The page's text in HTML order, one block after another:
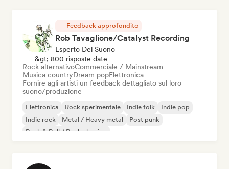
Feedback approfondito
Rob Tavaglione/Catalyst Recording
Esperto Del Suono
&gt; 800 risposte date
Rock alternativoCommerciale / Mainstream
Musica countryDream popElettronica
Fornire agli artisti un feedback dettagliato sul loro
suono/produzione
Elettronica Rock sperimentale Indie folk
Indie pop
Indie rock
Metal / Heavy metal
Post punk
Rock & Roll / Rock classico